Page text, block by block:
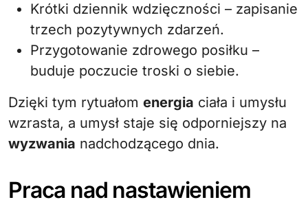
Krótki dziennik wdzięczności – zapisanie
trzech pozytywnych zdarzeń.
Przygotowanie zdrowego posiłku –
buduje poczucie troski o siebie.
Dzięki tym rytuałom energia ciała i umysłu
wzrasta, a umysł staje się odporniejszy na
wyzwania nadchodzącego dnia.
Praca nad nastawieniem